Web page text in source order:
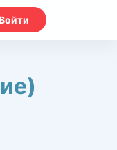
Войти